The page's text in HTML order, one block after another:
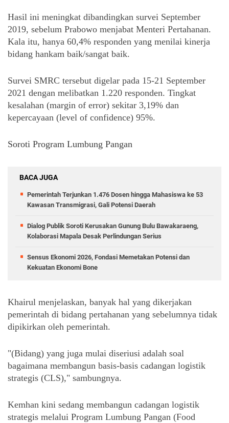
Hasil ini meningkat dibandingkan survei September
2019, sebelum Prabowo menjabat Menteri Pertahanan.
Kala itu, hanya 60,4% responden yang menilai kinerja
bidang hankam baik/sangat baik.
Survei SMRC tersebut digelar pada 15-21 September
2021 dengan melibatkan 1.220 responden. Tingkat
kesalahan (margin of error) sekitar 3,19% dan
kepercayaan (level of confidence) 95%.
Soroti Program Lumbung Pangan
BACA JUGA
Pemerintah Terjunkan 1.476 Dosen hingga Mahasiswa ke 53
Kawasan Transmigrasi, Gali Potensi Daerah
Dialog Publik Soroti Kerusakan Gunung Bulu Bawakaraeng,
Kolaborasi Mapala Desak Perlindungan Serius
Sensus Ekonomi 2026, Fondasi Memetakan Potensi dan
Kekuatan Ekonomi Bone
Khairul menjelaskan, banyak hal yang dikerjakan
pemerintah di bidang pertahanan yang sebelumnya tidak
dipikirkan oleh pemerintah.
"(Bidang) yang juga mulai diseriusi adalah soal
bagaimana membangun basis-basis cadangan logistik
strategis (CLS)," sambungnya.
Kemhan kini sedang membangun cadangan logistik
strategis melalui Program Lumbung Pangan (Food